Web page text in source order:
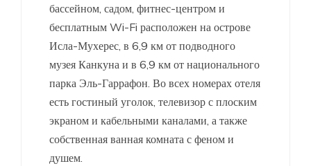
бассейном, садом, фитнес-центром и
бесплатным Wi-Fi расположен на острове
Исла-Мухерес, в 6,9 км от подводного
музея Канкуна и в 6,9 км от национального
парка Эль-Гаррафон. Во всех номерах отеля
есть гостиный уголок, телевизор с плоским
экраном и кабельными каналами, а также
собственная ванная комната с феном и
душем.